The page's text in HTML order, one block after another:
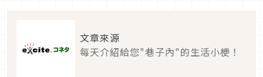
文章來源
每天介紹給您"巷子內"的生活小梗！